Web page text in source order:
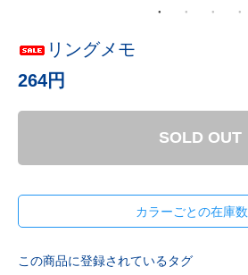
リングメモ
264円
SOLD OUT
カラーごとの在庫数
この商品に登録されているタグ